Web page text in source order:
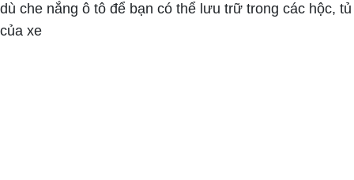
dù che nắng ô tô để bạn có thể lưu trữ trong các hộc, tủ
của xe